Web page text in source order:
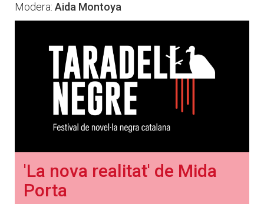
Modera: Aida Montoya
'La nova realitat' de Mida
Porta